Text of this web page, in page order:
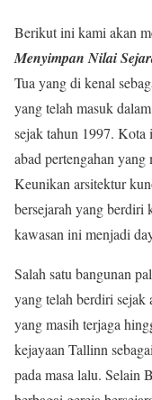
Berikut ini kami akan
Menyimpan Nilai
Tua yang di kenal
yang telah masuk
sejak tahun 1997. Kota
abad pertengahan
Keunikan arsitektur
bersejarah yang berdiri
kawasan ini menjadi
Salah satu bangunan
yang telah berdiri sejak
yang masih terjaga
kejayaan Tallinn
pada masa lalu. Selain